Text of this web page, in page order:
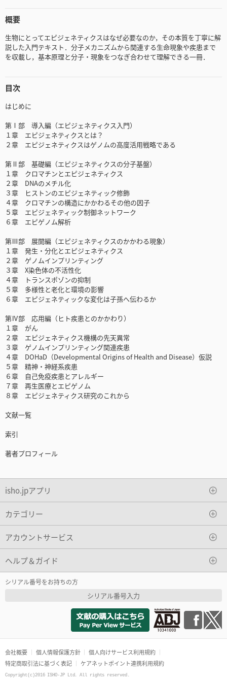
概要
生物にとってエピジェネティクスはなぜ必要なのか，その本質を丁寧に解
説した入門テキスト．分子メカニズムから関連する生命現象や疾患まで
を収載し，基本原理と分子・現象をつなぎ合わせて理解できる一冊．
目次
はじめに
第Ⅰ部 導入編（エピジェネティクス入門）
１章 エピジェネティクスとは？
２章 エピジェネティクスはゲノムの高度活用戦略である
第Ⅱ部 基礎編（エピジェネティクスの分子基盤）
１章 クロマチンとエピジェネティクス
２章 DNAのメチル化
３章 ヒストンのエピジェネティック修飾
４章 クロマチンの構造にかかわるその他の因子
５章 エピジェネティック制御ネットワーク
６章 エピゲノム解析
第Ⅲ部 展開編（エピジェネティクスのかかわる現象）
１章 発生・分化とエピジェネティクス
２章 ゲノムインプリンティング
３章 X染色体の不活性化
４章 トランスポゾンの抑制
５章 多様性と老化と環境の影響
６章 エピジェネティックな変化は子孫へ伝わるか
第Ⅳ部 応用編（ヒト疾患とのかかわり）
１章 がん
２章 エピジェネティクス機構の先天異常
３章 ゲノムインプリンティング関連疾患
４章 DOHaD（Developmental Origins of Health and Disease）仮説
５章 精神・神経系疾患
６章 自己免疫疾患とアレルギー
７章 再生医療とエピゲノム
８章 エピジェネティクス研究のこれから
文献一覧
索引
著者プロフィール
isho.jpアプリ
カテゴリー
アカウントサービス
ヘルプ＆ガイド
シリアル番号をお持ちの方
シリアル番号入力
会社概要 個人情報保護方針
個人向けサービス利用規約
特定商取引法に基づく表記
ケアネットポイント連携利用規約
Copyright(c)2016 ISHO-JP Ltd. All rights reserved.